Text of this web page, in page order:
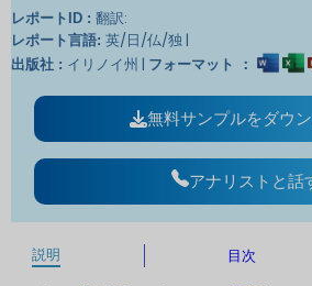
レポートID : 翻訳:
レポート言語: 英/日/仏/独 |
出版社 : イリノイ州 | フォーマット ：
無料サンプルをダウ
アナリストと話
説明 目次